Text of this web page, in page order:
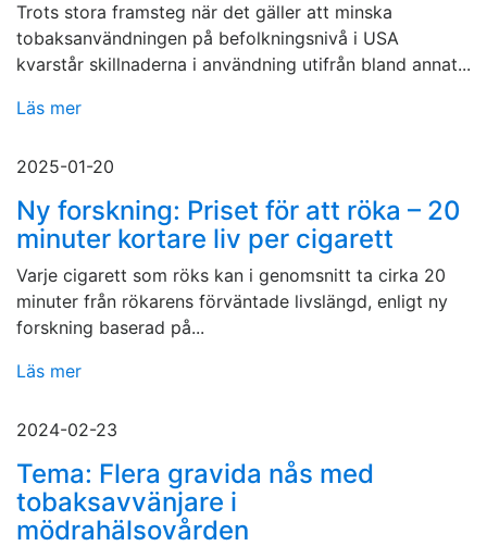
Trots stora framsteg när det gäller att minska
tobaksanvändningen på befolkningsnivå i USA
kvarstår skillnaderna i användning utifrån bland annat...
Läs mer
2025-01-20
Ny forskning: Priset för att röka – 20
minuter kortare liv per cigarett
Varje cigarett som röks kan i genomsnitt ta cirka 20
minuter från rökarens förväntade livslängd, enligt ny
forskning baserad på...
Läs mer
2024-02-23
Tema: Flera gravida nås med
tobaksavvänjare i
mödrahälsovården